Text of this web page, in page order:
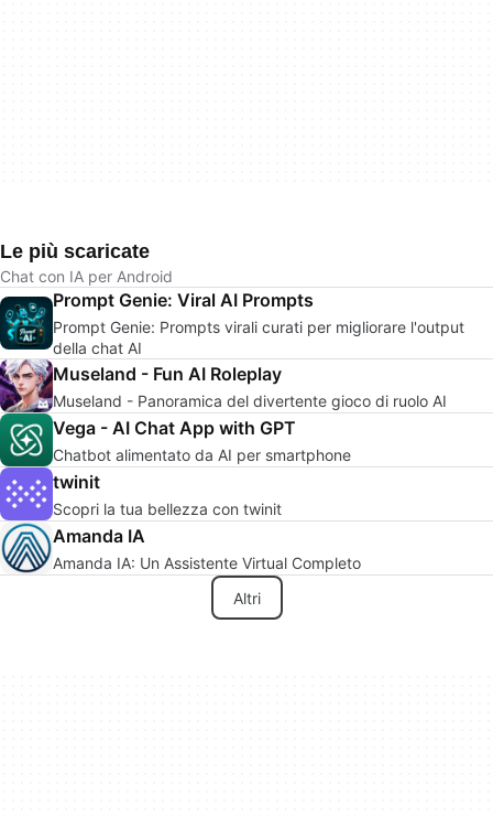
Le più scaricate
Chat con IA per Android
Prompt Genie: Viral AI Prompts
Prompt Genie: Prompts virali curati per migliorare l'output
della chat AI
Museland - Fun AI Roleplay
Museland - Panoramica del divertente gioco di ruolo AI
Vega - AI Chat App with GPT
Chatbot alimentato da AI per smartphone
twinit
Scopri la tua bellezza con twinit
Amanda IA
Amanda IA: Un Assistente Virtual Completo
Altri